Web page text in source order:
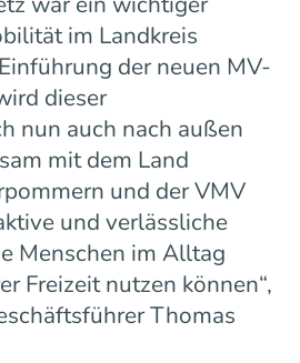
im Landkreis
der neuen MV-
dieser
nun auch nach außen
mit dem Land
und der VMV
und verlässliche
Menschen im Alltag
Freizeit nutzen können“,
Thomas